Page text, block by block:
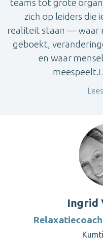
teams tot grote
zich op leiders die
realiteit staan — waar
geboekt,
en waar
Ingrid